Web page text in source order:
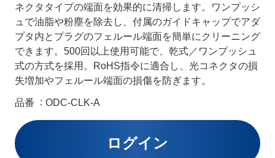
ネクタタイプの端面を効果的に清掃します。ワンプッシ
ュで油脂や粉塵を除去し、付属のガイドキャップでアダ
プタ内とプラグのフェルール端面を簡単にクリーニング
できます。500回以上使用可能で、乾式／ワンプッシュ
式の方式を採用。RoHS指令に適合し、光コネクタの損
失増加やフェルール端面の損傷を防ぎます。
品番 ODC-CLK-A